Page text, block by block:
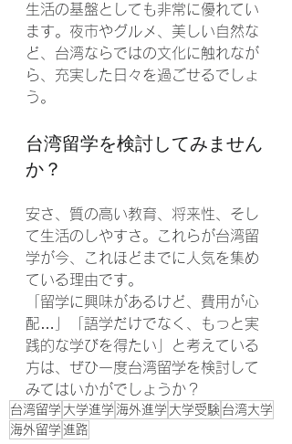
生活の基盤としても非常に優れてい
ます。夜市やグルメ、美しい自然な
ど、台湾ならではの文化に触れなが
ら、充実した日々を過ごせるでしょ
う。
台湾留学を検討してみません
か？
安さ、質の高い教育、将来性、そし
て生活のしやすさ。これらが台湾留
学が今、これほどまでに人気を集め
ている理由です。
「留学に興味があるけど、費用が心
配…」「語学だけでなく、もっと実
践的な学びを得たい」と考えている
方は、ぜひ一度台湾留学を検討して
みてはいかがでしょうか？
台湾留学 大学進学 海外進学 大学受験 台湾大学
海外留学 進路